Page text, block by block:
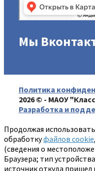
Мы
Политика
2026 © - МАОУ
Разработка и
Продолжая
обработкуфайлов cookie
(сведения о
Браузера; тип
источник откуда пришел